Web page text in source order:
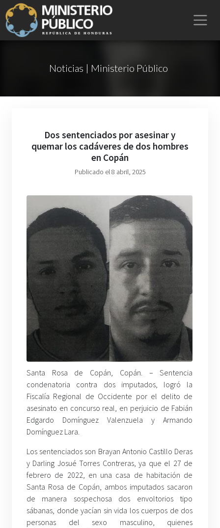
Noticias | Ministerio Público
Dos sentenciados por asesinar y
quemar los cadáveres de dos hombres
en Copán
Publicado el 8 abril, 2025
Santa Rosa de Copán, Copán. – Sentencia
condenatoria contra dos imputados, logró la
Fiscalía Regional de Occidente por el delito de
asesinato en concurso real, en perjuicio de Fabián
Edgardo Domínguez Valenzuela y Armando
Domínguez Lara.
Los sentenciados son Brayan Antonio Castillo Deras
y Darling Josué Torres Contreras, ya que el 27 de
febrero de 2022, en una casa de habitación de
Santa Rosa de Copán, ambos imputados sacaron
de manera sospechosa dos envoltorios tipo
sábanas, donde yacían sin vida los cuerpos de dos
personas del sexo masculino, quienes